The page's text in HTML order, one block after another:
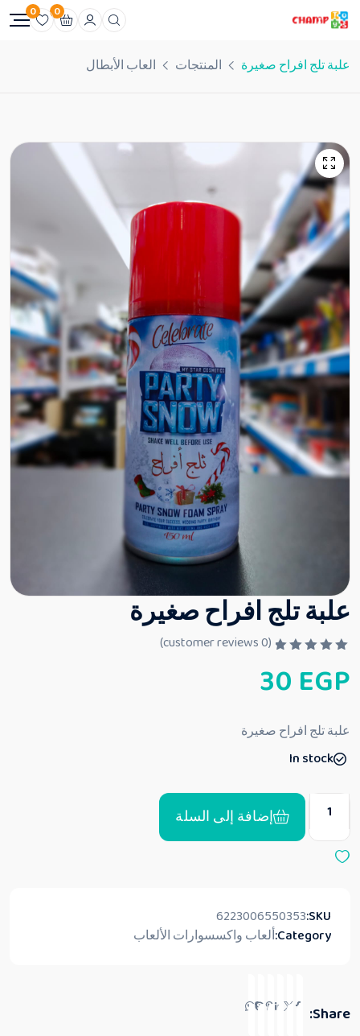
0
0
علبة تلج افراح صغيرة المنتجات العاب الأبطال
علبة تلج افراح صغيرة
م
ا
ي
م
ن
(
0
30 EGP
علبة تلج افراح صغيرة
In stock
إضافة إلى السلة
SKU:
6223006550353
Category:ألعاب واكسسوارات الألعاب
Share: